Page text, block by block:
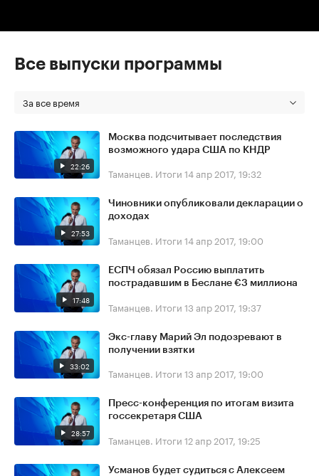
Все выпуски программы
За все время
22:26
Москва подсчитывает последствия
возможного удара США по КНДР
Таманцев. Итоги 14 апр 2017, 19:32
27:53
Чиновники опубликовали декларации о
доходах
Таманцев. Итоги 14 апр 2017, 19:00
17:48
ЕСПЧ обязал Россию выплатить
пострадавшим в Беслане €3 миллиона
Таманцев. Итоги 13 апр 2017, 19:37
33:02
Экс-главу Марий Эл подозревают в
получении взятки
Таманцев. Итоги 13 апр 2017, 19:00
28:57
Пресс-конференция по итогам визита
госсекретаря США
Таманцев. Итоги 12 апр 2017, 19:25
Усманов будет судиться с Алексеем